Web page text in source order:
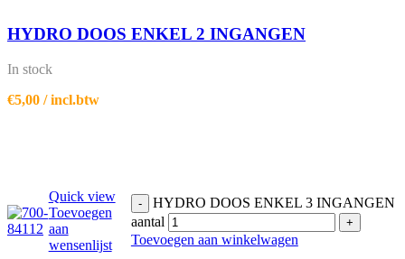
HYDRO DOOS ENKEL 2 INGANGEN
In stock
€5,00 / incl.btw
Quick view
Toevoegen
aan
wensenlijst
-
HYDRO DOOS ENKEL 3 INGANGEN
aantal
+
Toevoegen aan winkelwagen